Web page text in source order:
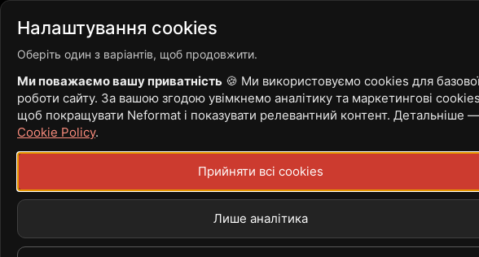
Війна
ANGRY BOYS
Налаштування cookies
Оберіть один з варіантів, щоб продовжити.
Ми поважаємо вашу приватність 🍪 Ми використовуємо cookies для
роботи сайту. За вашою згодою увімкнемо аналітику та маркетингові
щоб покращувати Neformat і показувати релевантний контент. Детальніше
Cookie Policy.
Прийняти всі cookies
Лише аналітика